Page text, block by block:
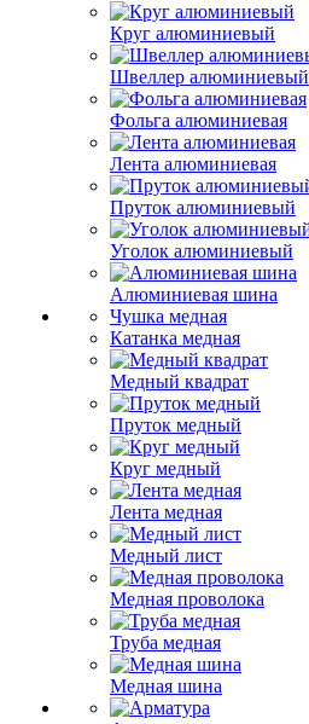
Круг алюминиевый
Швеллер алюминиевый
Фольга алюминиевая
Лента алюминиевая
Пруток алюминиевый
Уголок алюминиевый
Алюминиевая шина
Чушка медная
Катанка медная
Медный квадрат
Пруток медный
Круг медный
Лента медная
Медный лист
Медная проволока
Труба медная
Медная шина